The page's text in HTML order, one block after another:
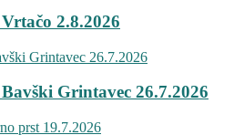
2.8.2026
Grintavec 26.7.2026